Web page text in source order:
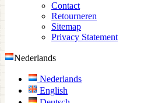
Contact
Retourneren
Sitemap
Privacy Statement
Nederlands
Nederlands
English